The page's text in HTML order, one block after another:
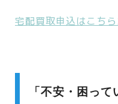
宅配買取申込はこちら
「不安・困っ